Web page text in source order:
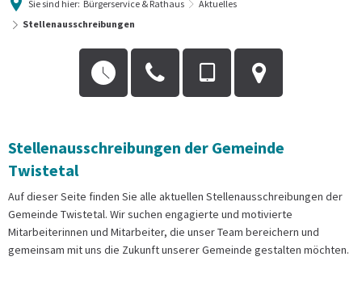
Sie sind hier: Bürgerservice & Rathaus
Aktuelles
Stellenausschreibungen
Stellenausschreibungen
Stellenausschreibungen der Gemeinde
Twistetal
Auf dieser Seite finden Sie alle aktuellen Stellenausschreibungen der
Gemeinde Twistetal. Wir suchen engagierte und motivierte
Mitarbeiterinnen und Mitarbeiter, die unser Team bereichern und
gemeinsam mit uns die Zukunft unserer Gemeinde gestalten möchten.